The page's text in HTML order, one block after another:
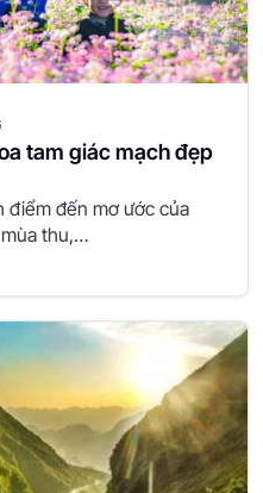
tam giác mạch đẹp
điểm đến mơ ước của
thu,…